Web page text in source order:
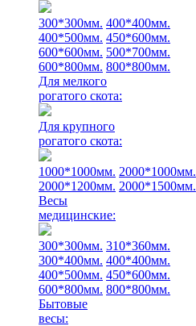
300*300мм. 400*400мм.
400*500мм. 450*600мм.
600*600мм. 500*700мм.
600*800мм. 800*800мм.
Для мелкого
рогатого скота:
Для крупного
рогатого скота:
1000*1000мм. 2000*1000мм.
2000*1200мм. 2000*1500мм.
Весы
медицинские:
300*300мм. 310*360мм.
300*400мм. 400*400мм.
400*500мм. 450*600мм.
600*800мм. 800*800мм.
Бытовые
весы: